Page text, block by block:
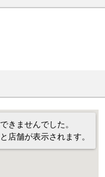
きませんでした。
店舗が表示されます。